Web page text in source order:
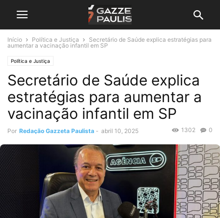
Início Política e Justiça
Secretário de Saúde explica estratégias para
aumentar a vacinação infantil em SP
Política e Justiça
Secretário de Saúde explica
estratégias para aumentar a
vacinação infantil em SP
Por Redação Gazzeta Paulista - abril 10, 2025 0
1302